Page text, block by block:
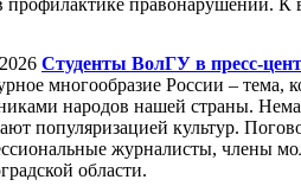
профилактике правонарушений. К
Студенты ВолГУ в пресс-
многообразие России – тема,
народов нашей страны.
популяризацией культур.
журналисты, члены
области.